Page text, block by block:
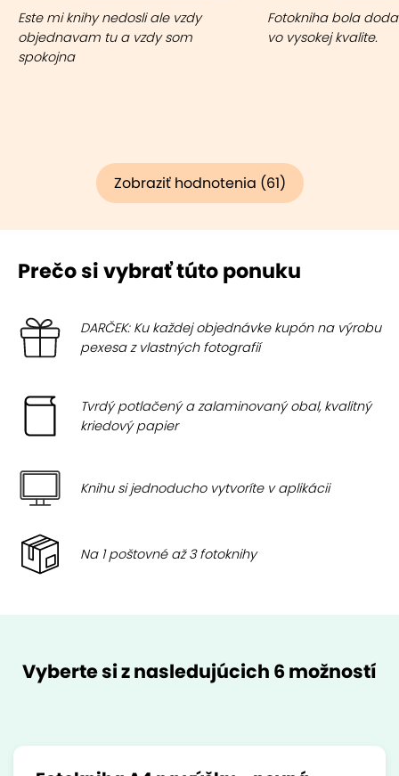
Este mi knihy nedosli ale vzdy
objednavam tu a vzdy som
spokojna
Fotokniha bola
vo vysokej kvalite.
Zobraziť hodnotenia (61)
Prečo si vybrať túto ponuku
DARČEK: Ku každej objednávke kupón na výrobu
pexesa z vlastných fotografií
Tvrdý potlačený a zalaminovaný obal, kvalitný
kriedový papier
Knihu si jednoducho vytvoríte v aplikácii
Na 1 poštovné až 3 fotoknihy
Vyberte si z nasledujúcich 6 možností